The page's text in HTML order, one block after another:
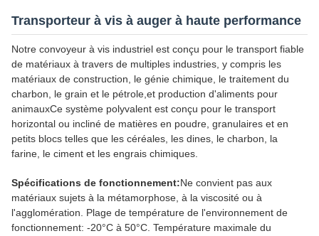
Transporteur à vis à auger à haute performance
Notre convoyeur à vis industriel est conçu pour le transport fiable
de matériaux à travers de multiples industries, y compris les
matériaux de construction, le génie chimique, le traitement du
charbon, le grain et le pétrole,et production d'aliments pour
animauxCe système polyvalent est conçu pour le transport
horizontal ou incliné de matières en poudre, granulaires et en
petits blocs telles que les céréales, les dines, le charbon, la
farine, le ciment et les engrais chimiques.
Spécifications de fonctionnement:Ne convient pas aux
matériaux sujets à la métamorphose, à la viscosité ou à
l'agglomération. Plage de température de l'environnement de
fonctionnement: -20°C à 50°C. Température maximale du